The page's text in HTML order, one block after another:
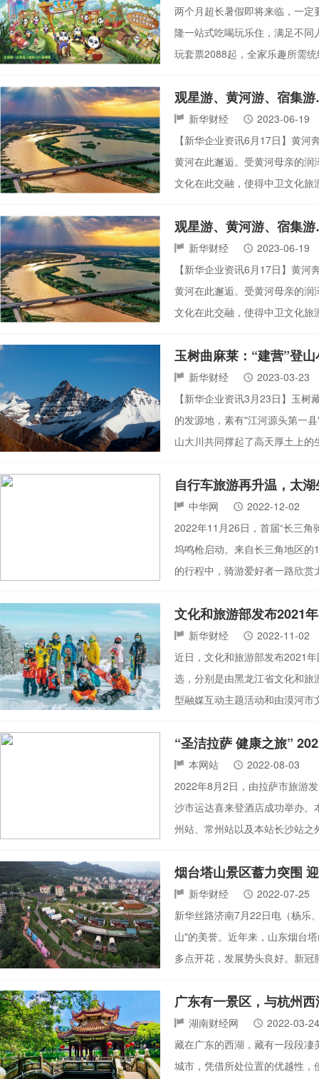
两个月超长暑假即将来临，一
隆一站式吃喝玩乐住，满足不
玩套票2088起，全家乐趣所需
观星游、黄河游、宿集
新华财经
2023-06-19
【新华企业资讯6月17日】黄
黄河在此邂逅。受黄河母亲的
文化在此交融，使得中卫文化
观星游、黄河游、宿集
新华财经
2023-06-19
【新华企业资讯6月17日】黄
黄河在此邂逅。受黄河母亲的
文化在此交融，使得中卫文化
玉树曲麻莱：“建营”登
新华财经
2023-03-23
【新华企业资讯3月23日】玉
的发源地，素有"江河源头第一
山大川共同撑起了高天厚土上
自行车旅游再升温，太
中华网
2022-12-02
2022年11月26日，首届“长三
坞鸣枪启动。来自长三角地区
的行程中，骑游爱好者一路欣
文化和旅游部发布2021
新华财经
2022-11-02
近日，文化和旅游部发布2021
选，分别是由黑龙江省文化和
型融媒互动主题活动和由漠河
“圣洁拉萨 健康之旅”
本网站
2022-08-03
2022年8月2日，由拉萨市旅游
沙市运达喜来登酒店成功举办
州站、常州站以及本站长沙站之
烟台塔山景区蓄力突围
新华财经
2022-07-25
新华丝路济南7月22日电（杨乐
山"的美誉。近年来，山东烟台
多点开花，发展势头良好。新
广东有一景区，与杭州
湖南财经网
2022-03-24
藏在广东的西湖，藏有一段段
城市，凭借所处位置的优越性